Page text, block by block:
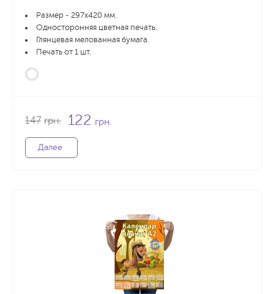
Размер - 297х420 мм.
Односторонняя цветная печать.
Глянцевая мелованная бумага.
Печать от 1 шт.
147 грн. 122 грн.
Далее